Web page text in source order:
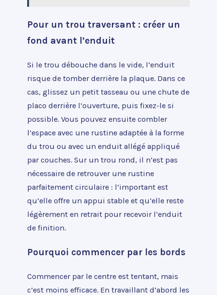
Pour un trou traversant : créer un
fond avant l’enduit
Si le trou débouche dans le vide, l’enduit
risque de tomber derrière la plaque. Dans ce
cas, glissez un petit tasseau ou une chute de
placo derrière l’ouverture, puis fixez-le si
possible. Vous pouvez ensuite combler
l’espace avec une rustine adaptée à la forme
du trou ou avec un enduit allégé appliqué
par couches. Sur un trou rond, il n’est pas
nécessaire de retrouver une rustine
parfaitement circulaire : l’important est
qu’elle offre un appui stable et qu’elle reste
légèrement en retrait pour recevoir l’enduit
de finition.
Pourquoi commencer par les bords
Commencer par le centre est tentant, mais
c’est moins efficace. En travaillant d’abord les